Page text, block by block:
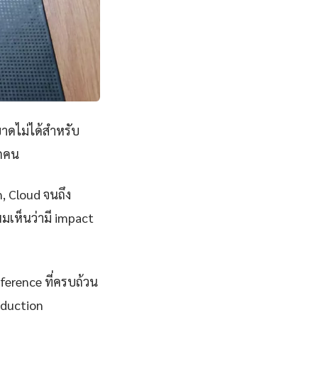
ดไม่ได้สำหรับ
คน
Cloud จนถึง
เห็นว่ามี impact
ที่ครบถ้วน